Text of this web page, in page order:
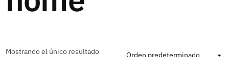
Mostrando el único resultado